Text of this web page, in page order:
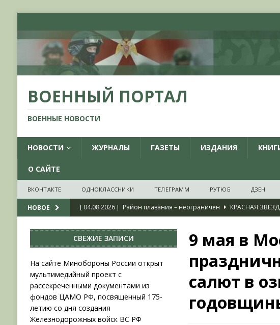
ВОЕННЫЙ ПОРТАЛ
ВОЕННЫЕ НОВОСТИ
НОВОСТИ ЖУРНАЛЫ ГАЗЕТЫ ИЗДАНИЯ
О САЙТЕ
ВКОНТАКТЕ ОДНОКЛАССНИКИ ТЕЛЕГРАММ РУТЮБ ДЗЕН
НОВОЕ [ 04.08.2026 ] Район плавания – неограничен
КРАСНАЯ
НОВОСТИ
[ 31.07.2026 ]
АВГУСТ В ВОЕННОЙ ИСТОРИИ (2026)
ВОЕННО-
[ 19.07.2026 ]
[ 06.08.2026 ] На сайте Минобороны России открыт
фондов ЦАМО РФ, посвященный 175-летию со дня создания
9 мая в
салют в
СВЕЖИЕ ЗАПИСИ
На сайте Минобороны России открыт
мультимедийный проект с
рассекреченными документами из
фондов ЦАМО РФ, посвященный 175-
летию со дня создания
Железнодорожных войск ВС РФ